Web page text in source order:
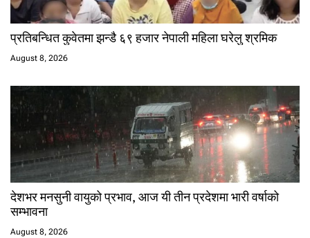
प्रतिबन्धित कुवेतमा झन्डै ६९ हजार नेपाली महिला घरेलु श्रमिक
August 8, 2026
देशभर मनसुनी वायुको प्रभाव, आज यी तीन प्रदेशमा भारी वर्षाको
सम्भावना
August 8, 2026